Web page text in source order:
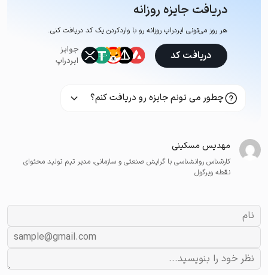
دریافت جایزه روزانه
هر روز می‌تونی ایردراپ روزانه رو با وارد‌کردن یک کد دریافت کنی.
جوایز
ایردراپ
دریافت کد
چطور می تونم جایزه رو دریافت کنم؟
مهدیس مسکینی
کارشناس روانشناسی با گرایش صنعتی و سازمانی، مدیر تیم تولید محتوای
نقطه ویرگول